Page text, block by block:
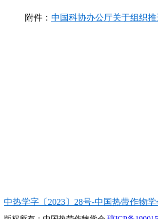
附件： 中国科协办公厅关于组织
中热学字〔2023〕28号-中国热带作物